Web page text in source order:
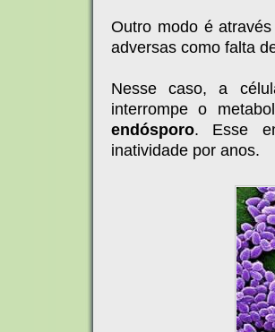
Outro modo é
adversas como falta
Nesse caso, a
interrompe o
endósporo. Esse
inatividade por anos.